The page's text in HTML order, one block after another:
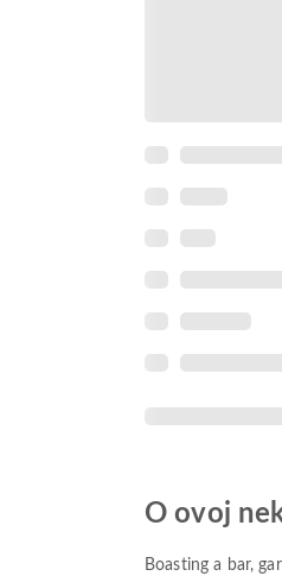
O ovoj
Boasting a bar,